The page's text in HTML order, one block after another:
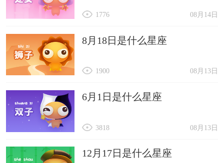
28. 宝藏犬
30. 金狗
31. 财运犬
33. 聚宝犬
34. 金库犬
35. 财宝犬
36. 钞票犬
08月14日
1776
8月18日是什么星座
08月13日
1900
6月1日是什么星座
08月13日
3818
12月17日是什么星座